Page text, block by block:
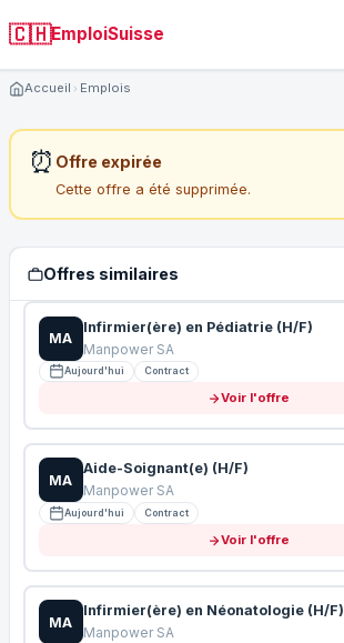
🇨🇭EmploiSuisse
Accueil Emplois
⏰ Offre expirée
Cette offre a été supprimée.
Offres similaires
MA
Infirmier(ère) en Pédiatrie (H/F)
Manpower SA
Aujourd'hui Contract
Voir l'offre
MA
Aide-Soignant(e) (H/F)
Manpower SA
Aujourd'hui Contract
Voir l'offre
MA
Infirmier(ère) en Néonatologie (H/F)
Manpower SA